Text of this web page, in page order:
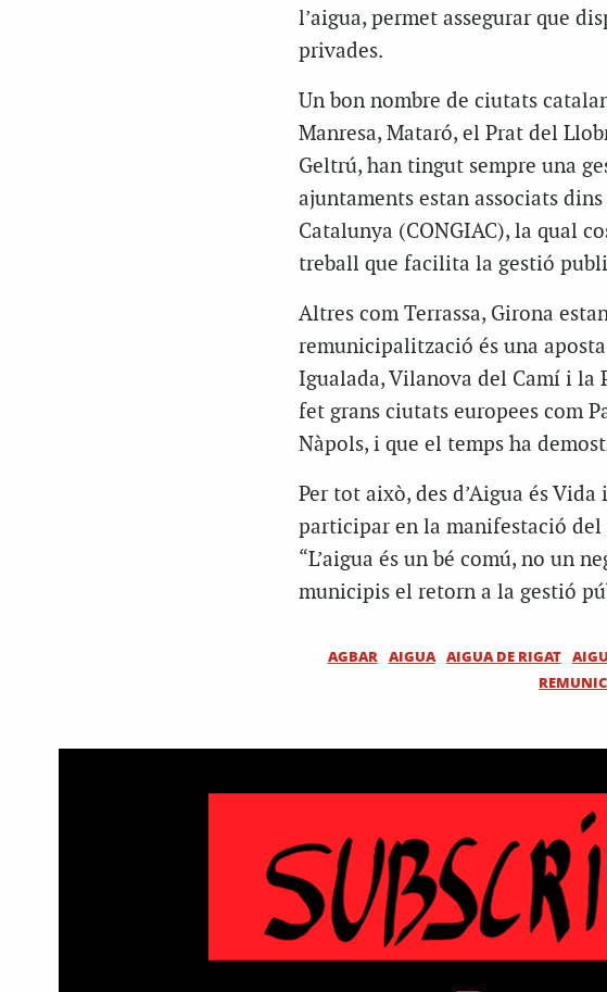
l’aigua, permet assegurar que
privades.
Un bon nombre de ciutats
Manresa, Mataró, el Prat del
Geltrú, han tingut sempre una
ajuntaments estan associats
Catalunya (CONGIAC), la qual
treball que facilita la gestió
Altres com Terrassa, Girona
remunicipalització és una
Igualada, Vilanova del Camí i la
fet grans ciutats europees com
Nàpols, i que el temps ha
Per tot això, des d’Aigua és
participar en la manifestació del
“L’aigua és un bé comú, no un
municipis el retorn a la gestió
AGBAR AIGUA AIGUA DE RIGAT